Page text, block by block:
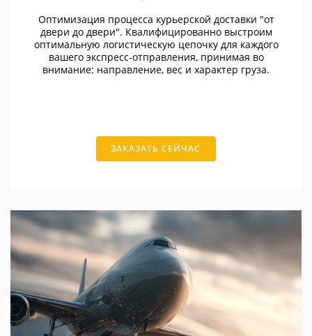
Оптимизация процесса курьерской доставки "от
двери до двери". Квалифицированно выстроим
оптимальную логистическую цепочку для каждого
вашего экспресс-отправления, принимая во
внимание: направление, вес и характер груза.
ЗАКАЗАТЬ СЕЙЧАС